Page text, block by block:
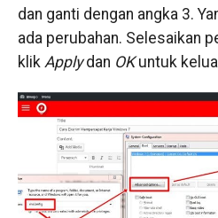
dan ganti dengan angka 3.
ada perubahan. Selesaikan
klik Applydan OKuntuk